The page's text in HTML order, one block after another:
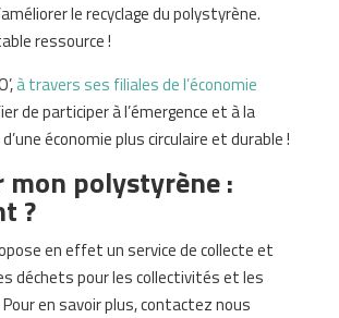
le recyclage du polystyrène.
ressource !
à travers ses filiales de l’économie
de participer à l’émergence et à la
économie plus circulaire et durable !
mon polystyrène :
?
en effet un service de collecte et
déchets pour les collectivités et les
en savoir plus, contactez nous